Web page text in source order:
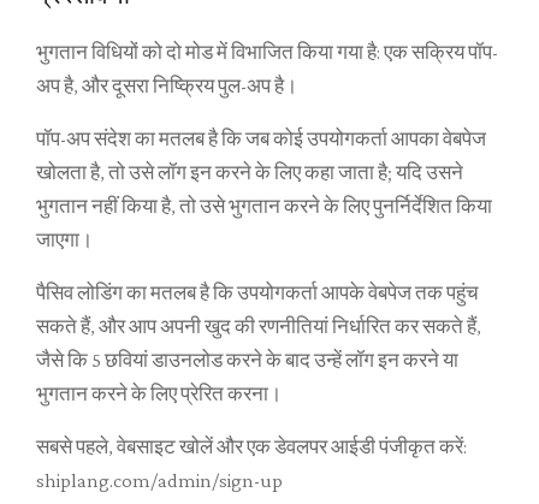
भुगतान विधियों को दो मोड में विभाजित किया गया है: एक सक्रिय पॉप-
अप है, और दूसरा निष्क्रिय पुल-अप है।
पॉप-अप संदेश का मतलब है कि जब कोई उपयोगकर्ता आपका वेबपेज
खोलता है, तो उसे लॉग इन करने के लिए कहा जाता है; यदि उसने
भुगतान नहीं किया है, तो उसे भुगतान करने के लिए पुनर्निर्देशित किया
जाएगा।
पैसिव लोडिंग का मतलब है कि उपयोगकर्ता आपके वेबपेज तक पहुंच
सकते हैं, और आप अपनी खुद की रणनीतियां निर्धारित कर सकते हैं,
जैसे कि 5 छवियां डाउनलोड करने के बाद उन्हें लॉग इन करने या
भुगतान करने के लिए प्रेरित करना।
सबसे पहले, वेबसाइट खोलें और एक डेवलपर आईडी पंजीकृत करें:
shiplang.com/admin/sign-up